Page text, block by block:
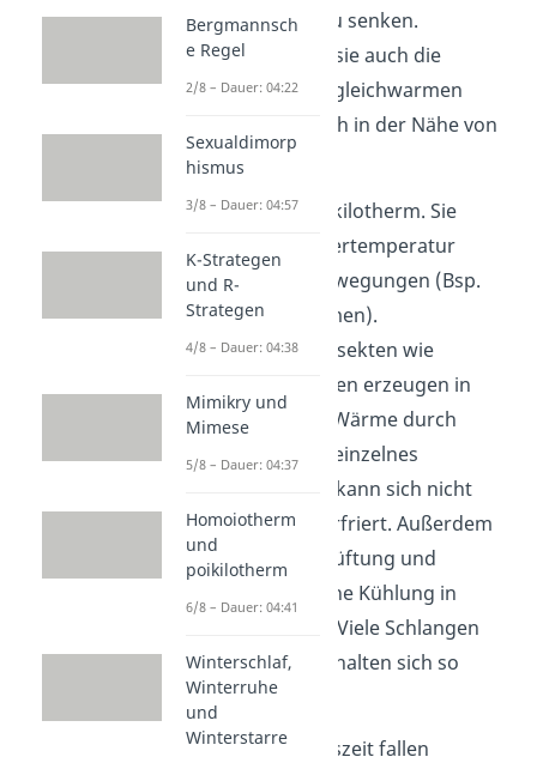
zu erhöhen bzw. zu senken.
Außerdem nutzen sie auch die
Körperwärme der gleichwarmen
Tiere, indem sie sich in der Nähe von
ihnen aufhalten.
Haie sind auch poikilotherm. Sie
steigern ihre Körpertemperatur
durch intensive Bewegungen (Bsp.
schnelles Schwimmen).
Staatenbildende Insekten wie
Ameisen oder Bienen erzeugen in
ihrem Bau / Stock Wärme durch
Muskelzittern. Ein einzelnes
Lebewesen alleine kann sich nicht
warmhalten und erfriert. Außerdem
sorgen sie durch Lüftung und
Flügelschlag für eine Kühlung in
ihrem Bau / Stock. Viele Schlangen
bilden Knäule und halten sich so
gegenseitig warm.
In der kalten Jahreszeit fallen
Bergmannsch
e Regel
2/8 – Dauer: 04:22
Sexualdimorp
hismus
3/8 – Dauer: 04:57
K-Strategen
und R-
Strategen
4/8 – Dauer: 04:38
Mimikry und
Mimese
5/8 – Dauer: 04:37
Homoiotherm
und
poikilotherm
6/8 – Dauer: 04:41
Winterschlaf,
Winterruhe
und
Winterstarre